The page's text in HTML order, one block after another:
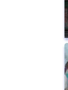
https://